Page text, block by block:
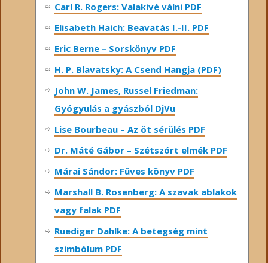
Carl R. Rogers: Valakivé válni PDF
Elisabeth Haich: Beavatás I.-II. PDF
Eric Berne – Sorskönyv PDF
H. P. Blavatsky: A Csend Hangja (PDF)
John W. James, Russel Friedman:
Gyógyulás a gyászból DjVu
Lise Bourbeau – Az öt sérülés PDF
Dr. Máté Gábor – Szétszórt elmék PDF
Márai Sándor: Füves könyv PDF
Marshall B. Rosenberg: A szavak ablakok
vagy falak PDF
Ruediger Dahlke: A betegség mint
szimbólum PDF